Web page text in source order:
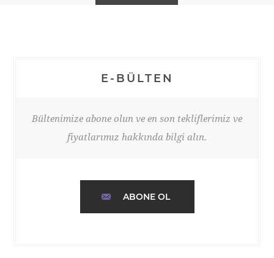
E-BÜLTEN
Bültenimize abone olun ve en son tekliflerimiz ve
fiyatlarımız hakkında bilgi alın.
ABONE OL